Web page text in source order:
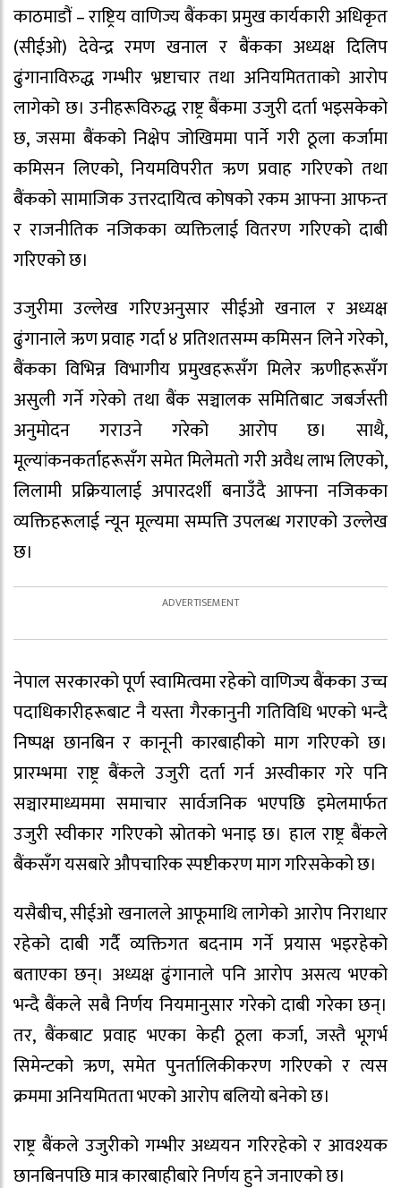
काठमाडौं – राष्ट्रिय वाणिज्य बैंकका प्रमुख कार्यकारी अधिकृत
(सीईओ) देवेन्द्र रमण खनाल र बैंकका अध्यक्ष दिलिप
ढुंगानाविरुद्ध गम्भीर भ्रष्टाचार तथा अनियमितताको आरोप
लागेको छ। उनीहरूविरुद्ध राष्ट्र बैंकमा उजुरी दर्ता भइसकेको
छ, जसमा बैंकको निक्षेप जोखिममा पार्ने गरी ठूला कर्जामा
कमिसन लिएको, नियमविपरीत ऋण प्रवाह गरिएको तथा
बैंकको सामाजिक उत्तरदायित्व कोषको रकम आफ्ना आफन्त
र राजनीतिक नजिकका व्यक्तिलाई वितरण गरिएको दाबी
गरिएको छ।
उजुरीमा उल्लेख गरिएअनुसार सीईओ खनाल र अध्यक्ष
ढुंगानाले ऋण प्रवाह गर्दा ४ प्रतिशतसम्म कमिसन लिने गरेको,
बैंकका विभिन्न विभागीय प्रमुखहरूसँग मिलेर ऋणीहरूसँग
असुली गर्ने गरेको तथा बैंक सञ्चालक समितिबाट जबर्जस्ती
अनुमोदन गराउने गरेको आरोप छ। साथै,
मूल्यांकनकर्ताहरूसँग समेत मिलेमतो गरी अवैध लाभ लिएको,
लिलामी प्रक्रियालाई अपारदर्शी बनाउँदै आफ्ना नजिकका
व्यक्तिहरूलाई न्यून मूल्यमा सम्पत्ति उपलब्ध गराएको उल्लेख
छ।
नेपाल सरकारको पूर्ण स्वामित्वमा रहेको वाणिज्य बैंकका उच्च
पदाधिकारीहरूबाट नै यस्ता गैरकानुनी गतिविधि भएको भन्दै
निष्पक्ष छानबिन र कानूनी कारबाहीको माग गरिएको छ।
प्रारम्भमा राष्ट्र बैंकले उजुरी दर्ता गर्न अस्वीकार गरे पनि
सञ्चारमाध्यममा समाचार सार्वजनिक भएपछि इमेलमार्फत
उजुरी स्वीकार गरिएको स्रोतको भनाइ छ। हाल राष्ट्र बैंकले
बैंकसँग यसबारे औपचारिक स्पष्टीकरण माग गरिसकेको छ।
यसैबीच, सीईओ खनालले आफूमाथि लागेको आरोप निराधार
रहेको दाबी गर्दै व्यक्तिगत बदनाम गर्ने प्रयास भइरहेको
बताएका छन्। अध्यक्ष ढुंगानाले पनि आरोप असत्य भएको
भन्दै बैंकले सबै निर्णय नियमानुसार गरेको दाबी गरेका छन्।
तर, बैंकबाट प्रवाह भएका केही ठूला कर्जा, जस्तै भूगर्भ
सिमेन्टको ऋण, समेत पुनर्तालिकीकरण गरिएको र त्यस
क्रममा अनियमितता भएको आरोप बलियो बनेको छ।
राष्ट्र बैंकले उजुरीको गम्भीर अध्ययन गरिरहेको र आवश्यक
छानबिनपछि मात्र कारबाहीबारे निर्णय हुने जनाएको छ।